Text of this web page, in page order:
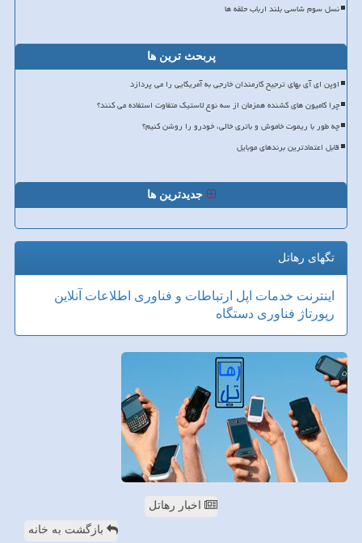
نسل سوم شاسی بلند ارباب حلقه ها
پربحث ترین ها
اوپن ای آی بهای ترجیح کارمندان خارجی به آمریکایی را می پردازد
چرا کامیون های کشنده همزمان از سه نوع لاستیک متفاوت استفاده می کنند؟
چه طور با ریموت خاموش و باتری خالی، خودرو را روشن کنیم؟
قابل اعتمادترین برندهای موبایل
جدیدترین ها
تگهای رهاتل
اینترنت خدمات اپل ارتباطات و فناوری اطلاعات آنلاین
رپورتاژ فناوری دستگاه
اخبار رهاتل
بازگشت به خانه